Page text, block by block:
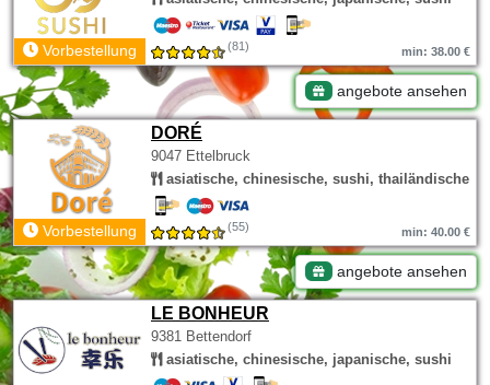
Vorbestellung (81) min: 38.00 €
angebote ansehen
DORÉ
9047 Ettelbruck
asiatische, chinesische, sushi, thailändische
Vorbestellung (55) min: 40.00 €
angebote ansehen
LE BONHEUR
9381 Bettendorf
asiatische, chinesische, japanische, sushi